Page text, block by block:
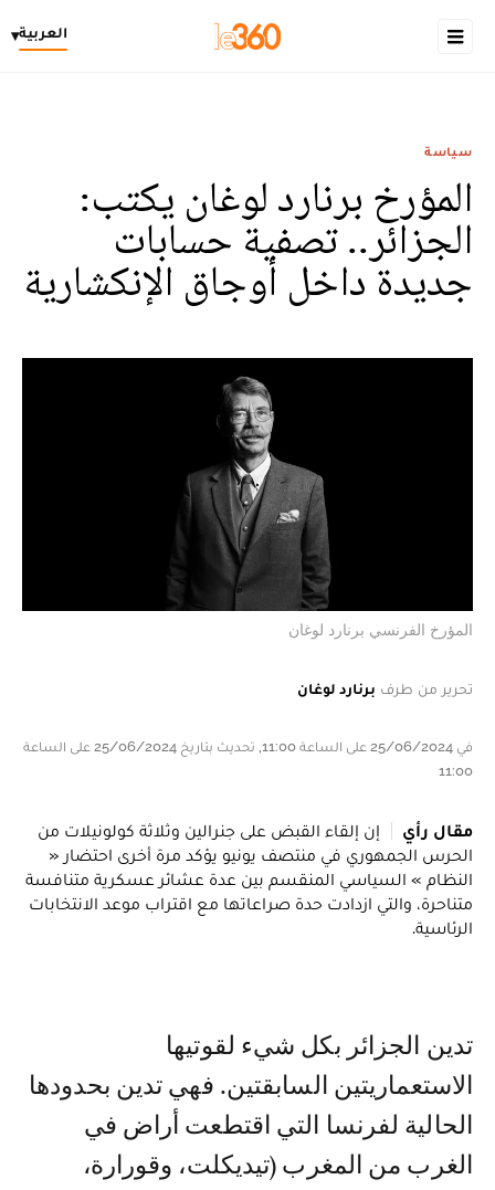
العربية▾
سياسة
المؤرخ برنارد لوغان يكتب:
الجزائر.. تصفية حسابات
جديدة داخل أوجاق الإنكشارية
المؤرخ الفرنسي برنارد لوغان
تحرير من طرف برنارد لوغان
في 25/06/2024 على الساعة 11:00, تحديث بتاريخ 25/06/2024 على الساعة
11:00
مقال رأي
إن إلقاء القبض على جنرالين وثلاثة كولونيلات من
الحرس الجمهوري في منتصف يونيو يؤكد مرة أخرى احتضار «
النظام » السياسي المنقسم بين عدة عشائر عسكرية متنافسة
متناحرة، والتي ازدادت حدة صراعاتها مع اقتراب موعد الانتخابات
الرئاسية.
تدين الجزائر بكل شيء لقوتيها
الاستعماريتين السابقتين. فهي تدين بحدودها
الحالية لفرنسا التي اقتطعت أراض في
الغرب من المغرب (تيديكلت، وقورارة،